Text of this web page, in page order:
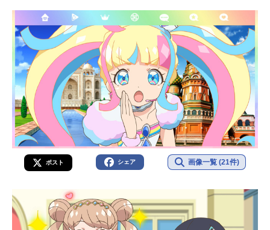
ポスト シェア 画像一覧 (21件)